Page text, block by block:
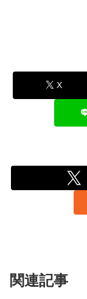
X
関連記事